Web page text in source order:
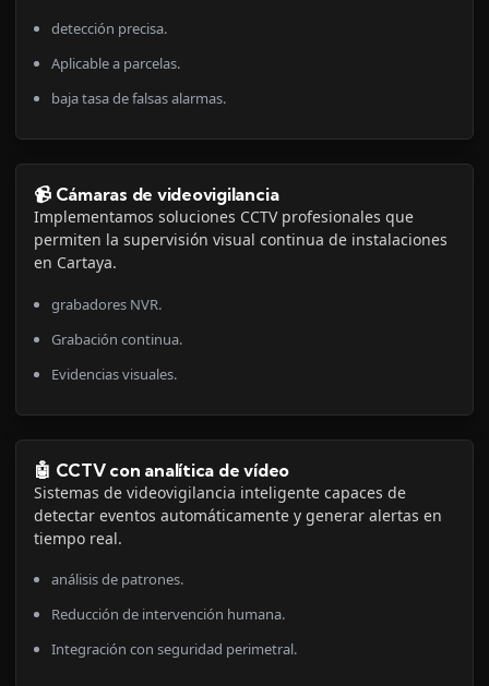
detección precisa.
Aplicable a parcelas.
baja tasa de falsas alarmas.
📹 Cámaras de videovigilancia
Implementamos soluciones CCTV profesionales que
permiten la supervisión visual continua de instalaciones
en Cartaya.
grabadores NVR.
Grabación continua.
Evidencias visuales.
🤖 CCTV con analítica de vídeo
Sistemas de videovigilancia inteligente capaces de
detectar eventos automáticamente y generar alertas en
tiempo real.
análisis de patrones.
Reducción de intervención humana.
Integración con seguridad perimetral.